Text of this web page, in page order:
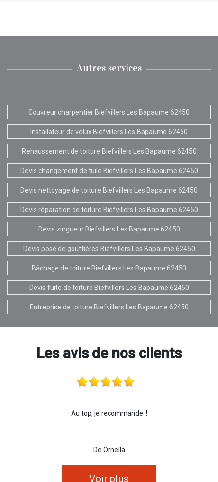
Autres services
Couvreur charpentier Biefvillers Les Bapaume 62450
Installateur de velux Biefvillers Les Bapaume 62450
Rehaussement de toiture Biefvillers Les Bapaume 62450
Devis changement de tuile Biefvillers Les Bapaume 62450
Devis nettoyage de toiture Biefvillers Les Bapaume 62450
Devis réparation de toiture Biefvillers Les Bapaume 62450
Devis zingueur Biefvillers Les Bapaume 62450
Devis pose de gouttières Biefvillers Les Bapaume 62450
Bâchage de toiture Biefvillers Les Bapaume 62450
Devis fuite de toiture Biefvillers Les Bapaume 62450
Entreprise de toiture Biefvillers Les Bapaume 62450
Les avis de nos clients
Au top, je recommande !!
De Ornella
Voir plus